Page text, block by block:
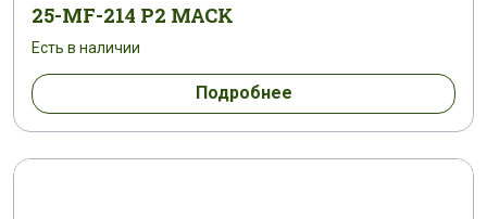
25-MF-214 P2 MACK
Есть в наличии
Подробнее